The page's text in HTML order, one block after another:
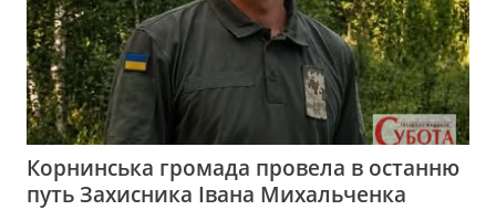
Корнинська громада провела в останню
путь Захисника Івана Михальченка